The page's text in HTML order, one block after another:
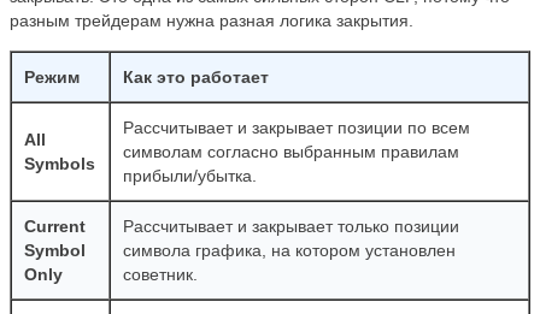
разным трейдерам нужна разная логика закрытия.
Режим Как это работает
All
Symbols
Рассчитывает и закрывает позиции по всем
символам согласно выбранным правилам
прибыли/убытка.
Current
Symbol
Only
Рассчитывает и закрывает только позиции
символа графика, на котором установлен
советник.